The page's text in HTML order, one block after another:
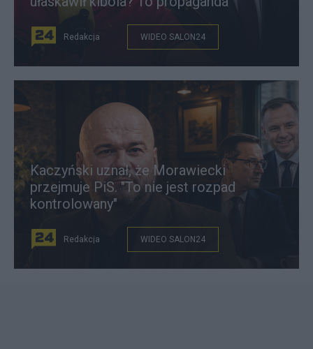
Redakcja WIDEO SALON24
Kaczyński uznał, że Morawiecki
przejmuje PiS. "To nie jest rozpad
kontrolowany"
Redakcja WIDEO SALON24